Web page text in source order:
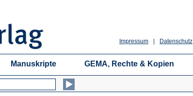
Datenschutz
Impressum
Manuskripte GEMA, Rechte & Kopien